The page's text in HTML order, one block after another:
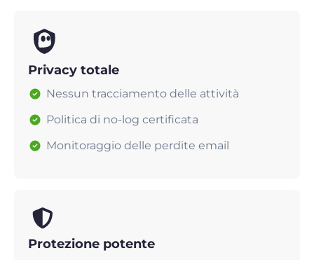
Privacy totale
Nessun tracciamento delle attività
Politica di no-log certificata
Monitoraggio delle perdite email
Protezione potente